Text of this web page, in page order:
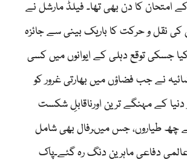
کا دن بھی تھا۔ فیلڈ مارشل نے
نقل و حرکت کا باریک بینی سے جائزہ
کیا جسکی توقع دہلی کے ایوانوں میں کسی
نے جب فضاؤں میں بھارتی غرور کو
کے مہنگے ترین اورناقابلِ شکست
طیاروں، جس میںرفال بھی شامل
عالمی دفاعی ماہرین دنگ رہ گئے۔پاک